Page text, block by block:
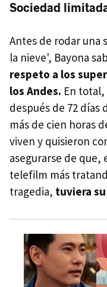
Sociedad
Antes de rodar una
la nieve', Bayona
respeto a los
los Andes. En total,
después de 72
más de cien horas
viven y quisieron
asegurarse de que,
telefilm más
tragedia, tuviera